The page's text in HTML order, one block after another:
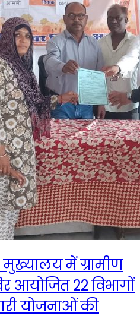
में ग्रामीण
आयोजित 22 विभागों
योजनाओं की